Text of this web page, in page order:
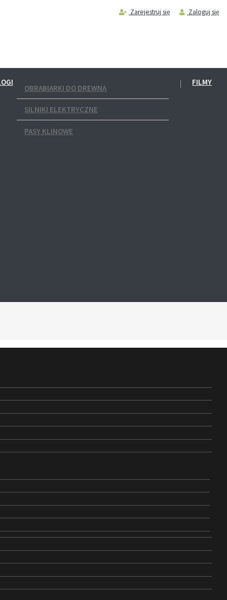
Zarejestruj się Zaloguj się
OBRABIARKI DO DREWNA
SILNIKI ELEKTRYCZNE
PASY KLINOWE
FILMY